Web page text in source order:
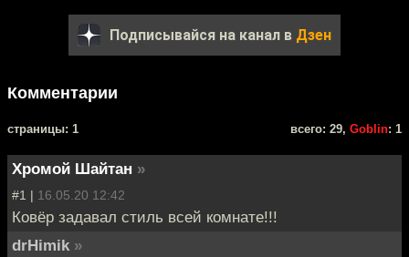
Подписывайся на канал в Дзен
Комментарии
cтраницы: 1 всего: 29, Goblin: 1
Хромой Шайтан »
#1 | 16.05.20 12:42
Ковёр задавал стиль всей комнате!!!
drHimik »